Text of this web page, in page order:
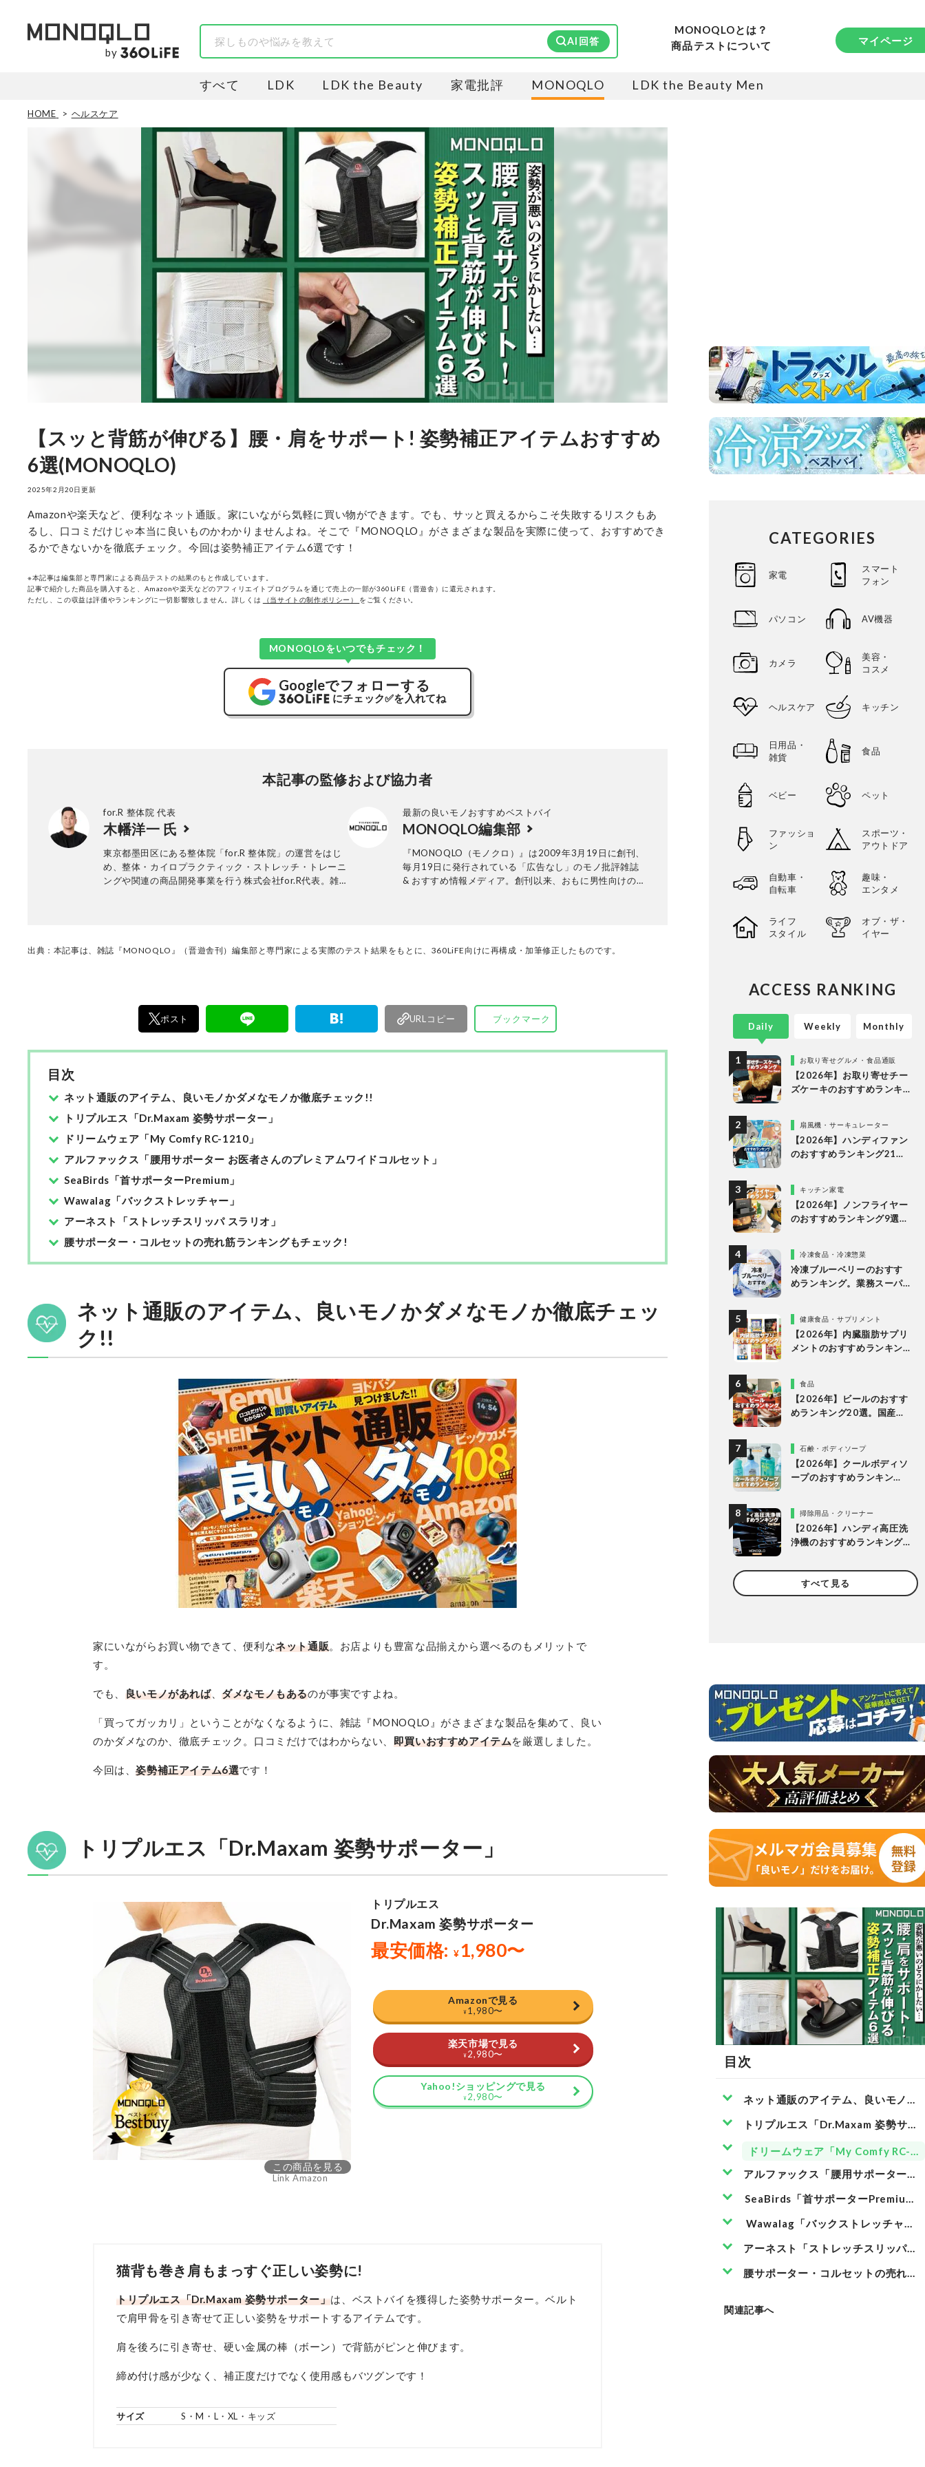
by
AI回答
MONOQLOとは？
商品テストについて
マイページ
すべて LDK LDK the Beauty 家電批評 MONOQLO LDK the Beauty Men
HOME ヘルスケア
【スッと背筋が伸びる】腰・肩をサポート! 姿勢補正アイテムおすすめ
6選(MONOQLO)
2025年2月20日更新
Amazonや楽天など、便利なネット通販。家にいながら気軽に買い物ができます。でも、サッと買えるからこそ失敗するリスクもあ
るし、口コミだけじゃ本当に良いものかわかりませんよね。そこで『MONOQLO』がさまざまな製品を実際に使って、おすすめでき
るかできないかを徹底チェック。今回は姿勢補正アイテム6選です！
※本記事は編集部と専門家による商品テストの結果のもと作成しています。
記事で紹介した商品を購入すると、Amazonや楽天などのアフィリエイトプログラムを通じて売上の一部が360LiFE（晋遊舎）に還元されます。
ただし、この収益は評価やランキングに一切影響致しません。詳しくは
（当サイトの制作ポリシー） をご覧ください。
MONOQLOをいつでもチェック！
Googleでフォローする
にチェック✅を入れてね
本記事の監修および協力者
for.R 整体院 代表
木幡洋一 氏
東京都墨田区にある整体院「for.R 整体院」の運営をはじ
め、整体・カイロプラクティック・ストレッチ・トレーニ
ングや関連の商品開発事業を行う株式会社for.R代表。雑
最新の良いモノおすすめベストバイ
MONOQLO編集部
『MONOQLO（モノクロ）』は2009年3月19日に創刊、
毎月19日に発行されている「広告なし」のモノ批評雑誌
& おすすめ情報メディア。創刊以来、おもに男性向けの生
11名以上の編集体制で日々の検証・記事制作を行ってい
出典：本記事は、雑誌『MONOQLO』（晋遊舎刊）編集部と専門家による実際のテスト結果をもとに、360LiFE向けに再構成・加筆修正したものです。
ポスト URLコピー ブックマーク
目次
ネット通販のアイテム、良いモノかダメなモノか徹底チェック!!
トリプルエス「Dr.Maxam 姿勢サポーター」
ドリームウェア「My Comfy RC-1210」
アルファックス「腰用サポーター お医者さんのプレミアムワイドコルセット」
SeaBirds「首サポーターPremium」
Wawalag「バックストレッチャー」
アーネスト「ストレッチスリッパ スラリオ」
腰サポーター・コルセットの売れ筋ランキングもチェック!
ネット通販のアイテム、良いモノかダメなモノか徹底チェッ
ク!!
家にいながらお買い物できて、便利なネット通販。お店よりも豊富な品揃えから選べるのもメリットで
す。
でも、 良いモノがあれば、ダメなモノもあるのが事実ですよね。
「買ってガッカリ」ということがなくなるように、雑誌『MONOQLO』がさまざまな製品を集めて、良い
のかダメなのか、徹底チェック。口コミだけではわからない、 即買いおすすめアイテムを厳選しました。
今回は、姿勢補正アイテム6選です！
トリプルエス「Dr.Maxam 姿勢サポーター」
この商品を見る
Link Amazon
トリプルエス
Dr.Maxam 姿勢サポーター
Amazonで見る
¥ 1,980〜
楽天市場で見る
¥ 2,980〜
Yahoo!ショッピングで見る
¥ 2,980〜
猫背も巻き肩もまっすぐ正しい姿勢に!
トリプルエス「Dr.Maxam 姿勢サポーター」は、ベストバイを獲得した姿勢サポーター。ベルト
で肩甲骨を引き寄せて正しい姿勢をサポートするアイテムです。
肩を後ろに引き寄せ、硬い金属の棒（ボーン）で背筋がピンと伸びます。
締め付け感が少なく、補正度だけでなく使用感もバツグンです！
サイズ S・M・L・XL・キッズ
CATEGORIES
家電
スマート
フォン
パソコン AV機器
カメラ
美容・
コスメ
ヘルスケア キッチン
日用品・
雑貨
食品
ベビー ペット
ファッショ
ン
スポーツ・
アウトドア
自動車・
自転車
趣味・
エンタメ
ライフ
スタイル
オブ・ザ・
イヤー
ACCESS RANKING
Daily
お取り寄せグルメ・食品通販
【2026年】お取り寄せチー
ズケーキのおすすめランキ
扇風機・サーキュレーター
【2026年】ハンディファン
のおすすめランキング21
比較キッチン家電
【2026年】ノンフライヤー
のおすすめランキング9選。
冷凍食品・冷凍惣菜
冷凍ブルーベリーのおすす
めランキング。業務スーパ
健康食品・サプリメント
【2026年】内臓脂肪サプリ
メントのおすすめランキン
食品
【2026年】ビールのおすす
めランキング20選。国産の
石鹸・ボディソープ
【2026年】クールボディソ
ープのおすすめランキン
掃除用品・クリーナー
【2026年】ハンディ高圧洗
浄機のおすすめランキング9
を比較
すべて見る
Weekly Monthly
目次
ネット通販のアイテム、良いモノ
トリプルエス「Dr.Maxam 姿勢サポ
ドリームウェア「My Comfy RC-
アルファックス「腰用サポーター
SeaBirds「首サポーターPremium」
Wawalag「バックストレッチャー
アーネスト「ストレッチスリッパ ス
腰サポーター・コルセットの売れ筋
関連記事へ